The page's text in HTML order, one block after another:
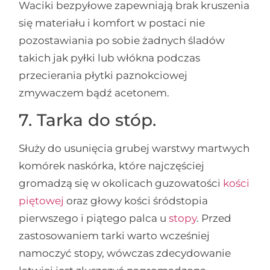
Waciki bezpyłowe zapewniają brak kruszenia
się materiału i komfort w postaci nie
pozostawiania po sobie żadnych śladów
takich jak pyłki lub włókna podczas
przecierania płytki paznokciowej
zmywaczem bądź acetonem.
7. Tarka do stóp.
Służy do usunięcia grubej warstwy martwych
komórek naskórka, które najczęściej
gromadzą się w okolicach guzowatości kości
piętowej oraz głowy kości śródstopia
pierwszego i piątego palca ustopy. Przed
zastosowaniem tarki warto wcześniej
namoczyć stopy, wówczas zdecydowanie